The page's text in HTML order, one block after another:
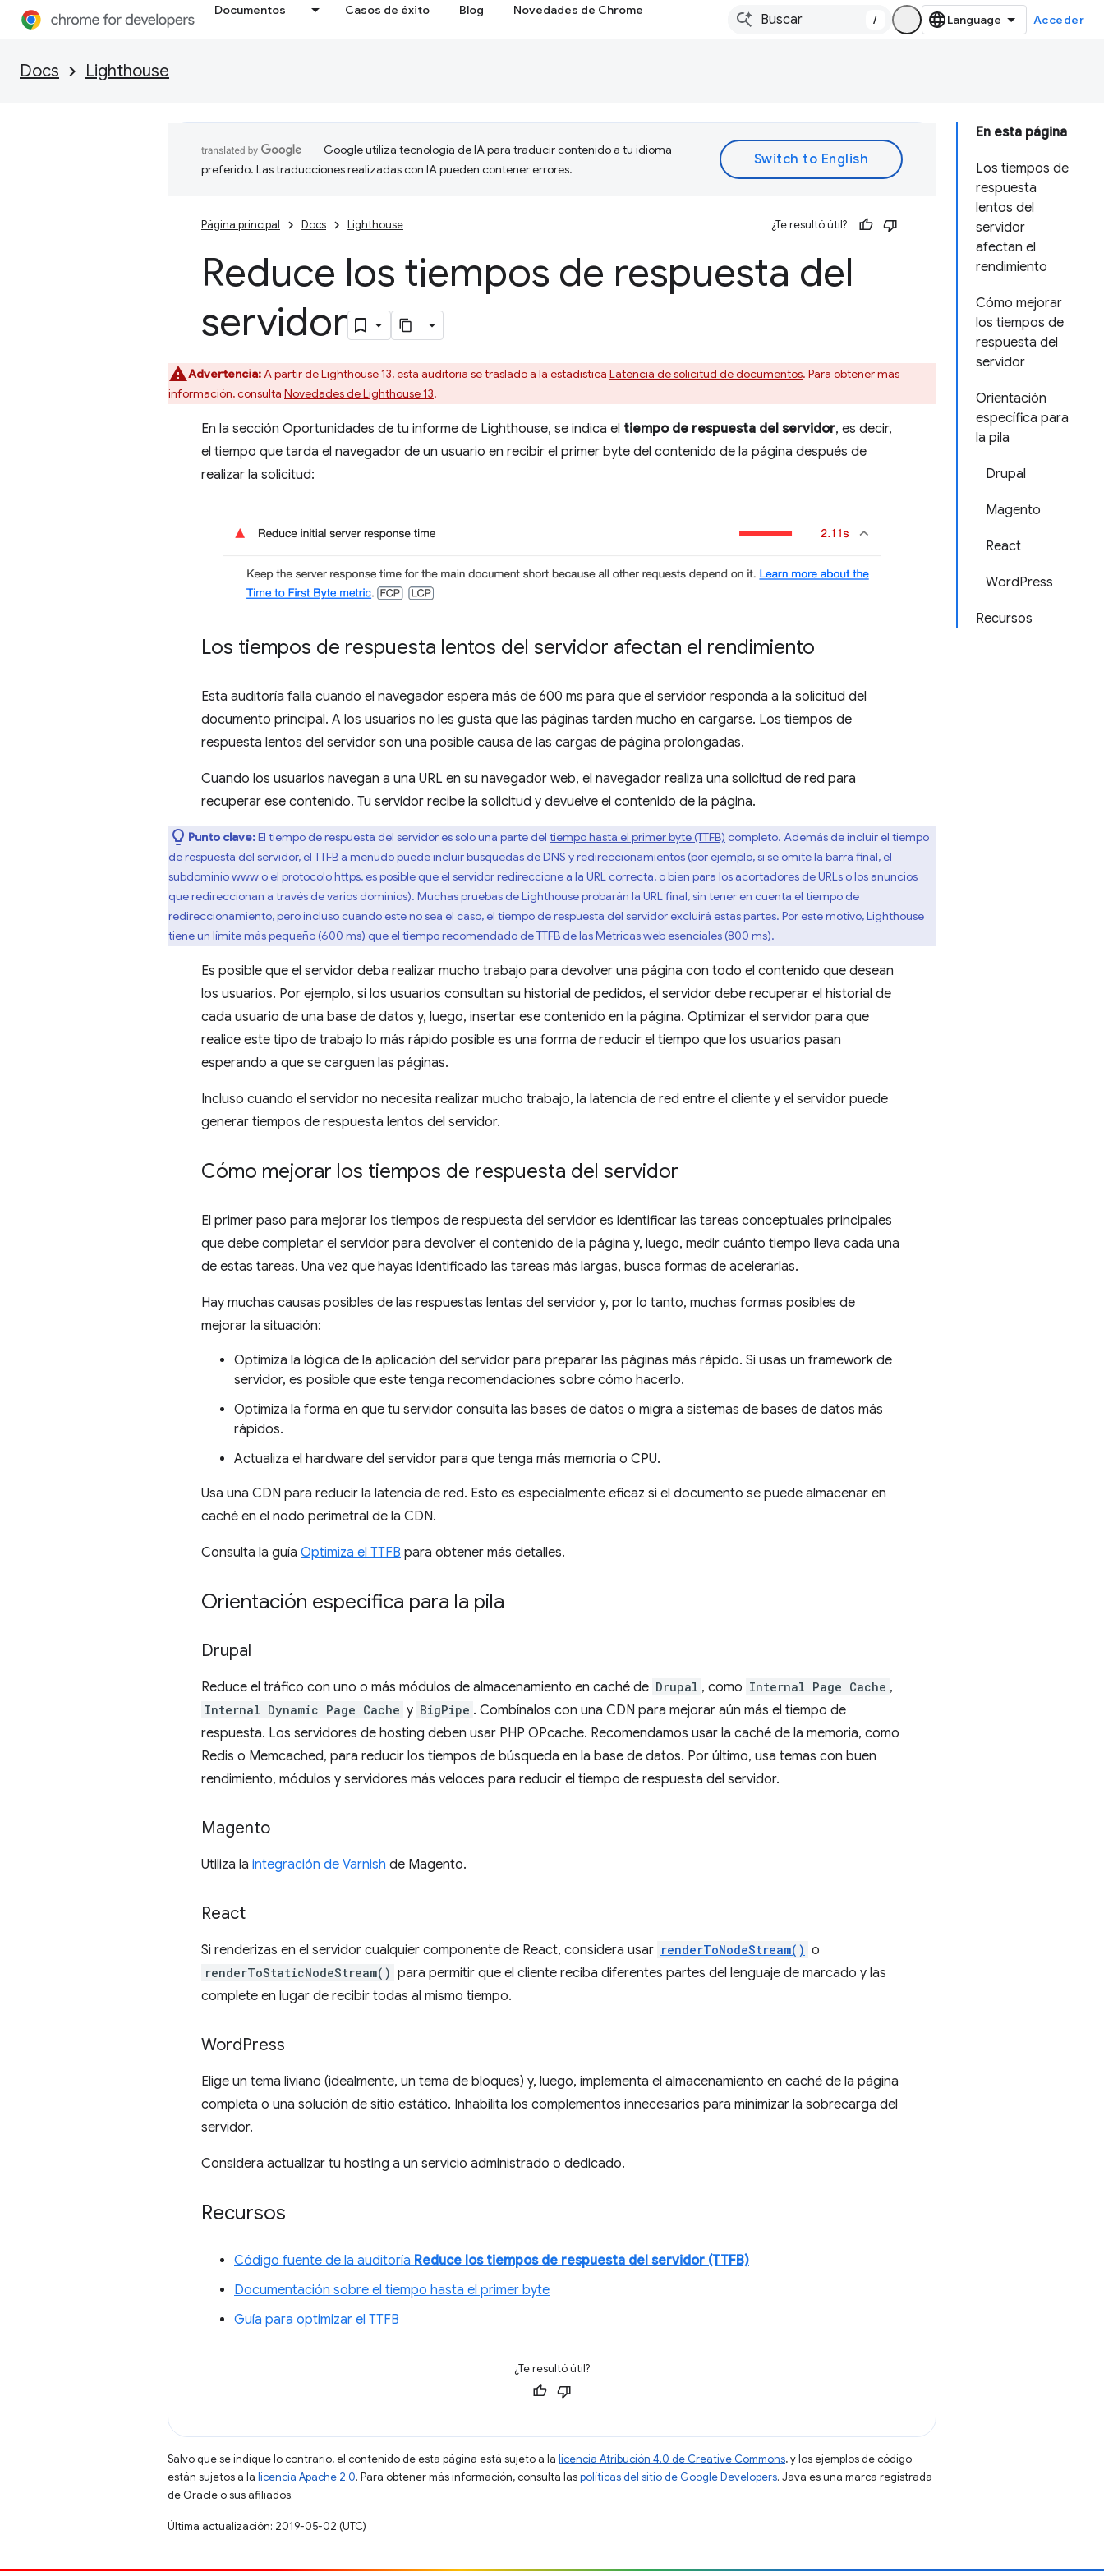
Documentos Casos de éxito Blog Novedades de Chrome
/ Acceder
Docs Lighthouse
En esta página
Los tiempos de
respuesta
lentos del
servidor
afectan el
rendimiento
Cómo mejorar
los tiempos de
respuesta del
servidor
Orientación
específica para
la pila
Drupal
Magento
React
WordPress
Recursos
Google utiliza tecnología de IA para traducir contenido a tu idioma
preferido. Las traducciones realizadas con IA pueden contener errores.
Página principal Docs Lighthouse ¿Te resultó útil?
Reduce los tiempos de respuesta del
servidor
Advertencia:A partir de Lighthouse 13, esta auditoría se trasladó a la estadística Latencia de solicitud de documentos. Para obtener más
información, consulta Novedades de Lighthouse 13.
En la sección Oportunidades de tu informe de Lighthouse, se indica el tiempo de respuesta del servidor, es decir,
el tiempo que tarda el navegador de un usuario en recibir el primer byte del contenido de la página después de
realizar la solicitud:
Los tiempos de respuesta lentos del servidor afectan el rendimiento
Esta auditoría falla cuando el navegador espera más de 600 ms para que el servidor responda a la solicitud del
documento principal. A los usuarios no les gusta que las páginas tarden mucho en cargarse. Los tiempos de
respuesta lentos del servidor son una posible causa de las cargas de página prolongadas.
Cuando los usuarios navegan a una URL en su navegador web, el navegador realiza una solicitud de red para
recuperar ese contenido. Tu servidor recibe la solicitud y devuelve el contenido de la página.
Punto clave:El tiempo de respuesta del servidor es solo una parte del tiempo hasta el primer byte (TTFB) completo. Además de incluir el tiempo
de respuesta del servidor, el TTFB a menudo puede incluir búsquedas de DNS y redireccionamientos (por ejemplo, si se omite la barra final, el
subdominio www o el protocolo https, es posible que el servidor redireccione a la URL correcta, o bien para los acortadores de URLs o los anuncios
que redireccionan a través de varios dominios). Muchas pruebas de Lighthouse probarán la URL final, sin tener en cuenta el tiempo de
redireccionamiento, pero incluso cuando este no sea el caso, el tiempo de respuesta del servidor excluirá estas partes. Por este motivo, Lighthouse
tiene un límite más pequeño (600 ms) que el tiempo recomendado de TTFB de las Métricas web esenciales(800 ms).
Es posible que el servidor deba realizar mucho trabajo para devolver una página con todo el contenido que desean
los usuarios. Por ejemplo, si los usuarios consultan su historial de pedidos, el servidor debe recuperar el historial de
cada usuario de una base de datos y, luego, insertar ese contenido en la página. Optimizar el servidor para que
realice este tipo de trabajo lo más rápido posible es una forma de reducir el tiempo que los usuarios pasan
esperando a que se carguen las páginas.
Incluso cuando el servidor no necesita realizar mucho trabajo, la latencia de red entre el cliente y el servidor puede
generar tiempos de respuesta lentos del servidor.
Cómo mejorar los tiempos de respuesta del servidor
El primer paso para mejorar los tiempos de respuesta del servidor es identificar las tareas conceptuales principales
que debe completar el servidor para devolver el contenido de la página y, luego, medir cuánto tiempo lleva cada una
de estas tareas. Una vez que hayas identificado las tareas más largas, busca formas de acelerarlas.
Hay muchas causas posibles de las respuestas lentas del servidor y, por lo tanto, muchas formas posibles de
mejorar la situación:
Optimiza la lógica de la aplicación del servidor para preparar las páginas más rápido. Si usas un framework de
servidor, es posible que este tenga recomendaciones sobre cómo hacerlo.
Optimiza la forma en que tu servidor consulta las bases de datos o migra a sistemas de bases de datos más
rápidos.
Actualiza el hardware del servidor para que tenga más memoria o CPU.
Usa una CDN para reducir la latencia de red. Esto es especialmente eficaz si el documento se puede almacenar en
caché en el nodo perimetral de la CDN.
Consulta la guía Optimiza el TTFB para obtener más detalles.
Orientación específica para la pila
Drupal
Reduce el tráfico con uno o más módulos de almacenamiento en caché de Drupal , como Internal Page Cache ,
Internal Dynamic Page Cache y BigPipe . Combínalos con una CDN para mejorar aún más el tiempo de
respuesta. Los servidores de hosting deben usar PHP OPcache. Recomendamos usar la caché de la memoria, como
Redis o Memcached, para reducir los tiempos de búsqueda en la base de datos. Por último, usa temas con buen
rendimiento, módulos y servidores más veloces para reducir el tiempo de respuesta del servidor.
Magento
Utiliza la integración de Varnish de Magento.
React
Si renderizas en el servidor cualquier componente de React, considera usar renderToNodeStream() o
renderToStaticNodeStream() para permitir que el cliente reciba diferentes partes del lenguaje de marcado y las
complete en lugar de recibir todas al mismo tiempo.
WordPress
Elige un tema liviano (idealmente, un tema de bloques) y, luego, implementa el almacenamiento en caché de la página
completa o una solución de sitio estático. Inhabilita los complementos innecesarios para minimizar la sobrecarga del
servidor.
Considera actualizar tu hosting a un servicio administrado o dedicado.
Recursos
Código fuente de la auditoría Reduce los tiempos de respuesta del servidor (TTFB)
Documentación sobre el tiempo hasta el primer byte
Guía para optimizar el TTFB
¿Te resultó útil?
Salvo que se indique lo contrario, el contenido de esta página está sujeto a la licencia Atribución 4.0 de Creative Commons, y los ejemplos de código
están sujetos a la licencia Apache 2.0. Para obtener más información, consulta laspolíticas del sitio de Google Developers. Java es una marca registrada
de Oracle o sus afiliados.
Última actualización: 2019-05-02 (UTC)